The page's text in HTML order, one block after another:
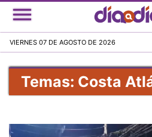
al
VIERNES 07 DE AGOSTO DE 2026
Temas: Costa